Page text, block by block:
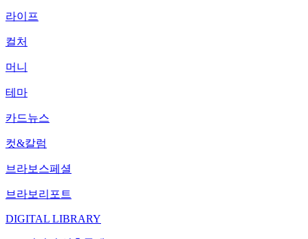
라이프
컬처
머니
테마
카드뉴스
컷&칼럼
브라보스페셜
브라보리포트
DIGITAL LIBRARY